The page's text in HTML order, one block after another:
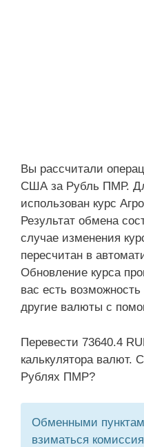
Вы рассчитали
США за Рубль ПМР.
использован курс
Результат обмена
случае изменения
пересчитан в
Обновление курса
вас есть
другие валюты с
Перевести 73640.4
калькулятора валют.
Рублях ПМР?
Обменными
взиматься